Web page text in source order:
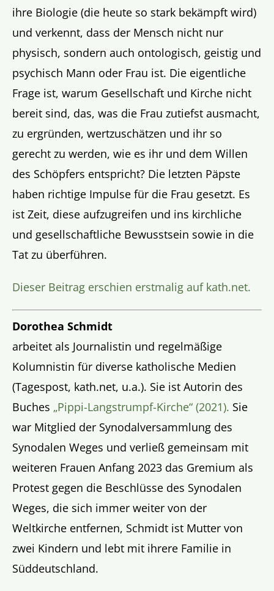
ihre Biologie (die heute so stark bekämpft wird)
und verkennt, dass der Mensch nicht nur
physisch, sondern auch ontologisch, geistig und
psychisch Mann oder Frau ist. Die eigentliche
Frage ist, warum Gesellschaft und Kirche nicht
bereit sind, das, was die Frau zutiefst ausmacht,
zu ergründen, wertzuschätzen und ihr so
gerecht zu werden, wie es ihr und dem Willen
des Schöpfers entspricht? Die letzten Päpste
haben richtige Impulse für die Frau gesetzt. Es
ist Zeit, diese aufzugreifen und ins kirchliche
und gesellschaftliche Bewusstsein sowie in die
Tat zu überführen.
Dieser Beitrag erschien erstmalig auf kath.net.
Dorothea Schmidt
arbeitet als Journalistin und regelmäßige
Kolumnistin für diverse katholische Medien
(Tagespost, kath.net, u.a.). Sie ist Autorin des
Buches „Pippi-Langstrumpf-Kirche“ (2021). Sie
war Mitglied der Synodalversammlung des
Synodalen Weges und verließ gemeinsam mit
weiteren Frauen Anfang 2023 das Gremium als
Protest gegen die Beschlüsse des Synodalen
Weges, die sich immer weiter von der
Weltkirche entfernen, Schmidt ist Mutter von
zwei Kindern und lebt mit ihrere Familie in
Süddeutschland.